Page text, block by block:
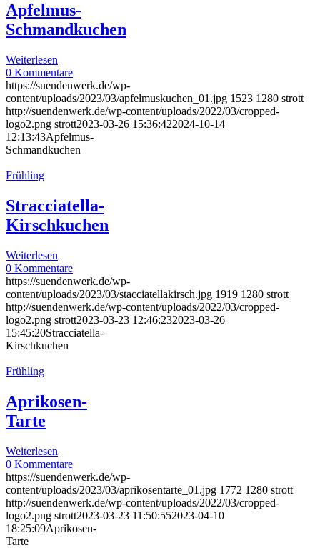
Apfelmus-
Schmandkuchen
Weiterlesen
0 Kommentare
https://suendenwerk.de/wp-
content/uploads/2023/03/apfelmuskuchen_01.jpg 1523 1280 strott
http://suendenwerk.de/wp-content/uploads/2022/03/cropped-
logo2.png strott2023-03-26 15:36:422024-10-14
12:13:43Apfelmus-
Schmandkuchen
Frühling
Stracciatella-
Kirschkuchen
Weiterlesen
0 Kommentare
https://suendenwerk.de/wp-
content/uploads/2023/03/stacciatellakirsch.jpg 1919 1280 strott
http://suendenwerk.de/wp-content/uploads/2022/03/cropped-
logo2.png strott2023-03-23 12:46:232023-03-26
15:45:20Stracciatella-
Kirschkuchen
Frühling
Aprikosen-
Tarte
Weiterlesen
0 Kommentare
https://suendenwerk.de/wp-
content/uploads/2023/03/aprikosentarte_01.jpg 1772 1280 strott
http://suendenwerk.de/wp-content/uploads/2022/03/cropped-
logo2.png strott2023-03-23 11:50:552023-04-10
18:25:09Aprikosen-
Tarte